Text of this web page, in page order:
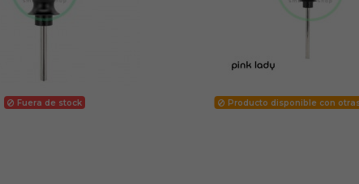
Fuera de stock Producto disponible con